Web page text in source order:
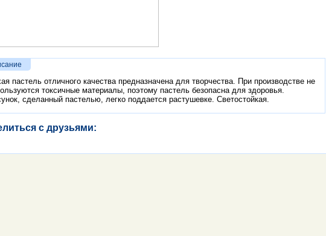
пастель отличного качества предназначена для творчества. При производстве не
токсичные материалы, поэтому пастель безопасна для здоровья.
сделанный пастелью, легко поддается растушевке. Светостойкая.
с друзьями: